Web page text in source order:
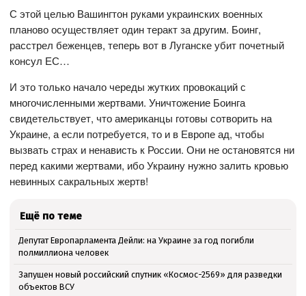
С этой целью Вашингтон руками украинских военных
планово осуществляет один теракт за другим. Боинг,
расстрел беженцев, теперь вот в Луганске убит почетный
консул ЕС…
И это только начало череды жутких провокаций с
многочисленными жертвами. Уничтожение Боинга
свидетельствует, что американцы готовы сотворить на
Украине, а если потребуется, то и в Европе ад, чтобы
вызвать страх и ненависть к России. Они не остановятся ни
перед какими жертвами, ибо Украину нужно залить кровью
невинных сакральных жертв!
Ещё по теме
Депутат Европарламента Дейли: на Украине за год погибли
полмиллиона человек
Запущен новый российский спутник «Космос-2569» для разведки
объектов ВСУ